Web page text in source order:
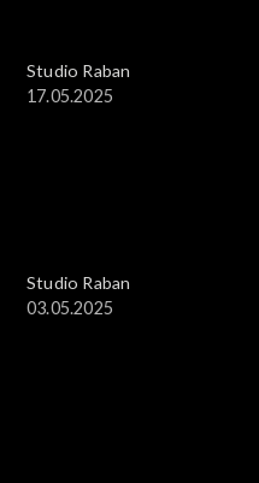
Studio Raban
17.05.2025
Studio Raban
03.05.2025